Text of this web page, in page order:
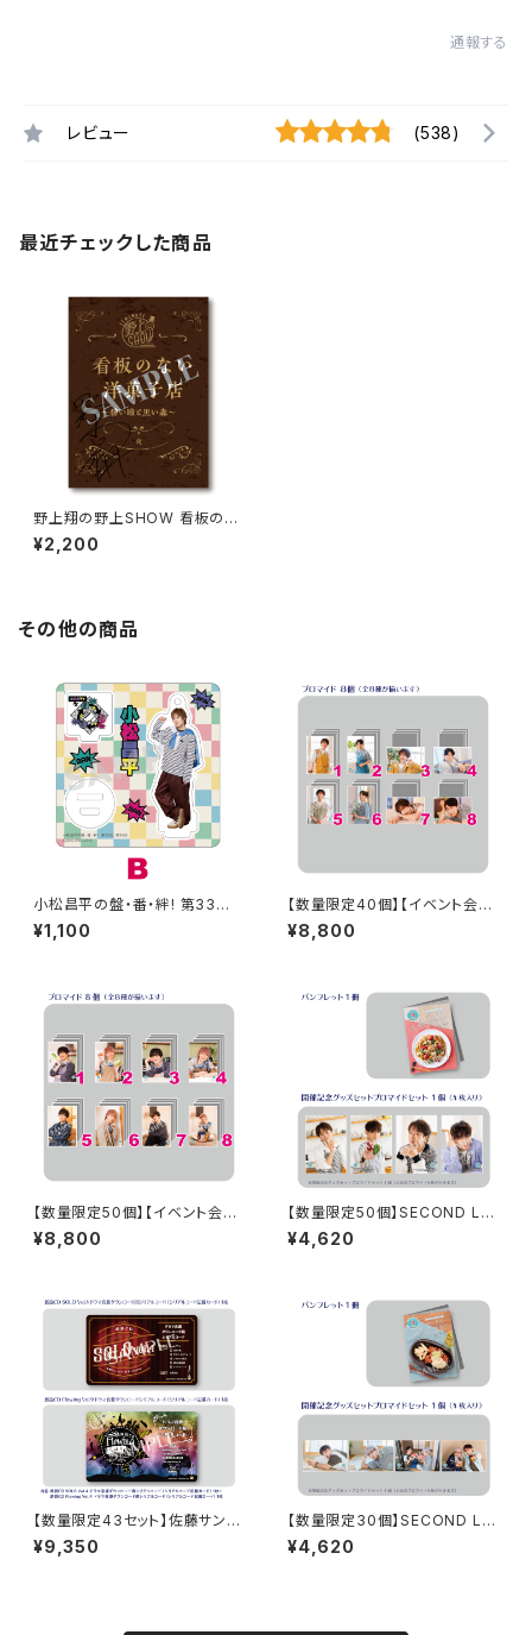
通報する
レビュー (538)
最近チェックした商品
野上翔の野上SHOW 看板のな
い洋菓子店 「碧い瞳と黒い森」
複製朗読台本
¥2,200
その他の商品
小松昌平の盤・番・絆! 第33回、
第34回 アクリルスタンド B
¥1,100
【数量限定40個】【イベント会場
特典付き】SECOND LINE Pre
sents みんなに会いに行くよ!
¥8,800
【数量限定50個】【イベント会場
特典付き】SECOND LINE Pre
sents みんなに会いに行くよ!
¥8,800
【数量限定50個】SECOND LIN
E Presents みんなに会いに行
くよ! 第45回 in 静岡 開催記念
¥4,620
【数量限定43セット】佐藤サン、
もう1杯 Presents 佐藤サン、も
う1杯 公開録音イベント 2025.
¥9,350
【数量限定30個】SECOND LIN
E Presents みんなに会いに行
くよ! 第49回 in 静岡 開催記念
¥4,620